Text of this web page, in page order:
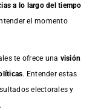
a lo largo del tiempo
el momento
te ofrece una visión
. Entender estas
electorales y